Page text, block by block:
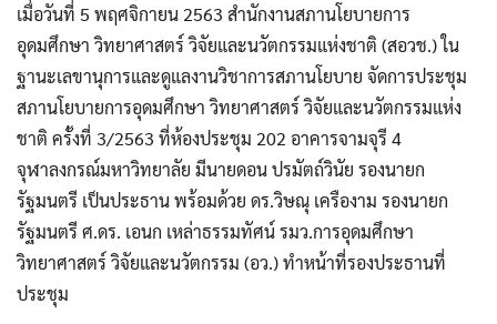
เมื่อวันที่ 5 พฤศจิกายน 2563 สำนักงานสภานโยบายการ
อุดมศึกษา วิทยาศาสตร์ วิจัยและนวัตกรรมแห่งชาติ (สอวช.) ใน
ฐานะเลขานุการและดูแลงานวิชาการสภานโยบาย จัดการประชุม
สภานโยบายการอุดมศึกษา วิทยาศาสตร์ วิจัยและนวัตกรรมแห่ง
ชาติ ครั้งที่ 3/2563 ที่ห้องประชุม 202 อาคารจามจุรี 4
จุฬาลงกรณ์มหาวิทยาลัย มีนายดอน ปรมัตถ์วินัย รองนายก
รัฐมนตรี เป็นประธาน พร้อมด้วย ดร.วิษณุ เครืองาม รองนายก
รัฐมนตรี ศ.ดร. เอนก เหล่าธรรมทัศน์ รมว.การอุดมศึกษา
วิทยาศาสตร์ วิจัยและนวัตกรรม (อว.) ทำหน้าที่รองประธานที่
ประชุม